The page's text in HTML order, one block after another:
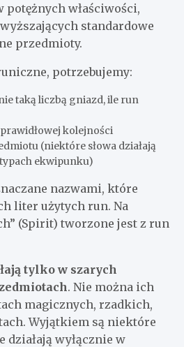
właściwości,
standardowe
przedmioty.
potrzebujemy:
taką liczbą gniazd, ile run
kolejności
(niektóre słowa działają
ekwipunku)
nazwami, które
liter użytych run. Na
(Spirit) tworzone jest z run
tylko w szarych
. Nie można ich
magicznych, rzadkich,
Wyjątkiem są niektóre
działają wyłącznie w